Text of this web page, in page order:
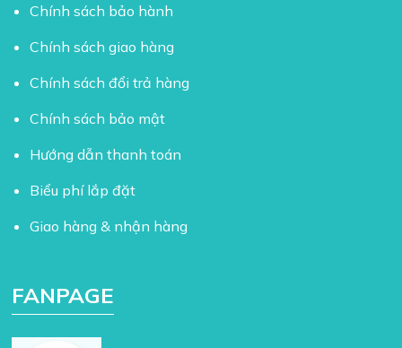
Chính sách bảo hành
Chính sách giao hàng
Chính sách đổi trả hàng
Chính sách bảo mật
Hướng dẫn thanh toán
Biểu phí lắp đặt
Giao hàng & nhận hàng
FANPAGE